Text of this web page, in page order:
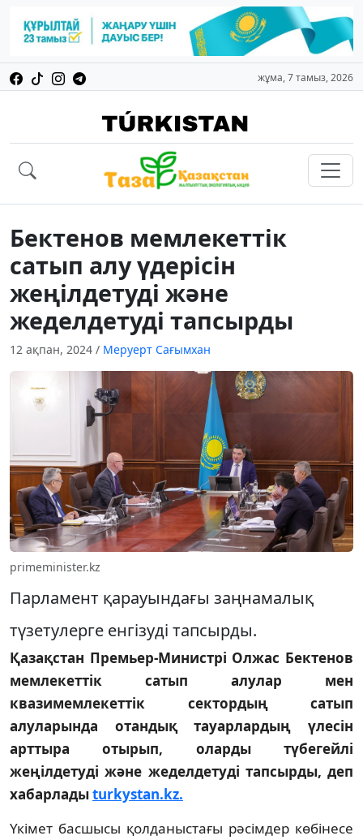
жұма, 7 тамыз, 2026
Бектенов мемлекеттік
сатып алу үдерісін
жеңілдетуді және
жеделдетуді тапсырды
12 ақпан, 2024 / Меруерт Сағымхан
primeminister.kz
Парламент қарауындағы заңнамалық
түзетулерге енгізуді тапсырды.
Қазақстан Премьер-Министрі Олжас Бектенов
мемлекеттік сатып алулар мен
квазимемлекеттік сектордың сатып
алуларында отандық тауарлардың үлесін
арттыра отырып, оларды түбегейлі
жеңілдетуді және жеделдетуді тапсырды, деп
хабарладыturkystan.kz.
Үкімет басшысы қолданыстағы рәсімдер көбінесе